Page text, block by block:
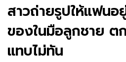
สาวถ่ายรูปให้แฟนอ
ของในมือลูกชาย ต
แทบไม่ทัน